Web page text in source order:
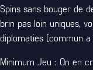
Spins sans bouger de
brin pas loin uniques,
diplomaties (commun
Minimum Jeu : On en